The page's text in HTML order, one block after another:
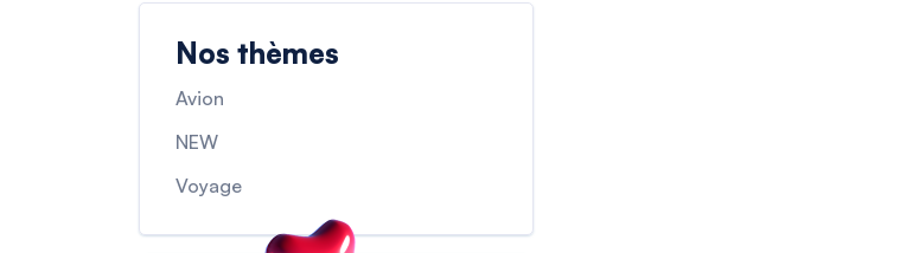
Nos thèmes
Avion
NEW
Voyage